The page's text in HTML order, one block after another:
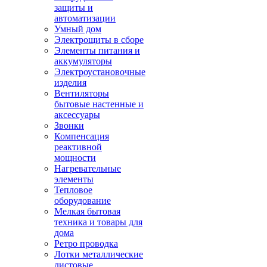
защиты и
автоматизации
Умный дом
Электрощиты в сборе
Элементы питания и
аккумуляторы
Электроустановочные
изделия
Вентиляторы
бытовые настенные и
аксессуары
Звонки
Компенсация
реактивной
мощности
Нагревательные
элементы
Тепловое
оборудование
Мелкая бытовая
техника и товары для
дома
Ретро проводка
Лотки металлические
листовые